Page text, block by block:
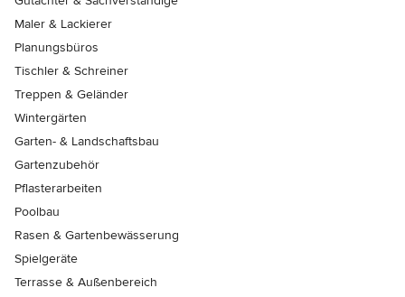
Maler & Lackierer
Planungsbüros
Tischler & Schreiner
Treppen & Geländer
Wintergärten
Garten- & Landschaftsbau
Gartenzubehör
Pflasterarbeiten
Poolbau
Rasen & Gartenbewässerung
Spielgeräte
Terrasse & Außenbereich